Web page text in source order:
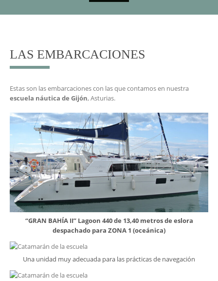
LAS EMBARCACIONES
Estas son las embarcaciones con las que contamos en nuestra
escuela náutica de Gijón, Asturias.
“GRAN BAHÍA II” Lagoon 440 de 13,40 metros de eslora
despachado para ZONA 1 (oceánica)
Una unidad muy adecuada para las prácticas de navegación